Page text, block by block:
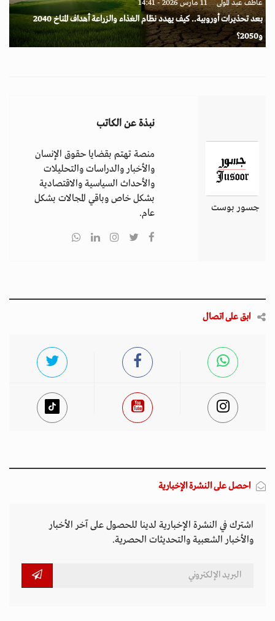
عاطف عبد المولى 11 مارس 2026 - 14:41
بعد تحذيرات أوروبية.. كيف يهدد نظام الغذاء والزراعة أهداف المناخ 2040
و2050؟
جسور بوست
نبذة عن الكاتب
منصة تهتم بقضايا حقوق الإنسان
والأخبار والدراسات والتحليلات
والأحداث السياسية والاقتصادية
بشكل خاص وباقي المجالات بشكل
عام.
ابق على اتصال
احصل على النشرة الإخبارية
اشترك في النشرة الإخبارية لدينا للحصول على آخر الأخبار
والأخبار الشعبية والتحديثات الحصرية.